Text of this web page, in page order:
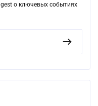
о ключевых событиях